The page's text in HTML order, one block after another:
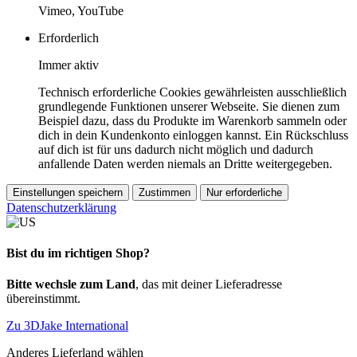
Vimeo, YouTube
Erforderlich
Immer aktiv
Technisch erforderliche Cookies gewährleisten ausschließlich
grundlegende Funktionen unserer Webseite. Sie dienen zum
Beispiel dazu, dass du Produkte im Warenkorb sammeln oder
dich in dein Kundenkonto einloggen kannst. Ein Rückschluss
auf dich ist für uns dadurch nicht möglich und dadurch
anfallende Daten werden niemals an Dritte weitergegeben.
Einstellungen speichern Zustimmen Nur erforderliche
Datenschutzerklärung
Bist du im richtigen Shop?
Bitte wechsle zum Land, das mit deiner Lieferadresse
übereinstimmt.
Zu 3DJake International
Anderes Lieferland wählen